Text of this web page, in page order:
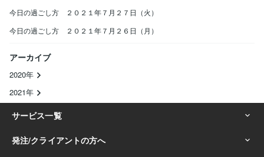
今日の過ごし方 ２０２１年７月２７日（火）
今日の過ごし方 ２０２１年７月２６日（月）
アーカイブ
2020年
2021年